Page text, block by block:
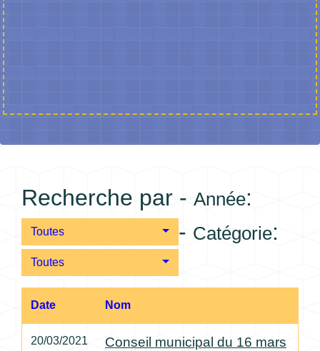
Recherche par - Année:
Toutes - Catégorie:
Toutes
Date Nom
20/03/2021
Conseil municipal du 16 mars